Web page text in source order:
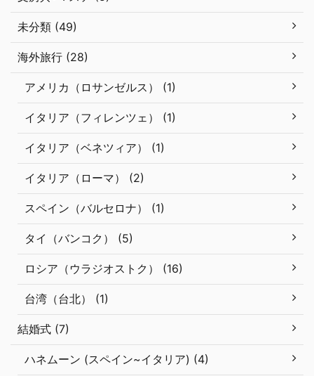
未分類 (49)
海外旅行 (28)
アメリカ（ロサンゼルス） (1)
イタリア（フィレンツェ） (1)
イタリア（ベネツィア） (1)
イタリア（ローマ） (2)
スペイン（バルセロナ） (1)
タイ（バンコク） (5)
ロシア（ウラジオストク） (16)
台湾（台北） (1)
結婚式 (7)
ハネムーン (スペイン~イタリア) (4)